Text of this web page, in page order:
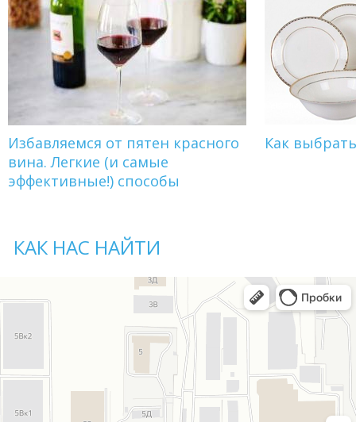
Избавляемся от пятен красного
вина. Легкие (и самые
эффективные!) способы
Как
КАК НАС НАЙТИ